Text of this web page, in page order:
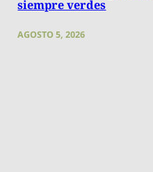
siempre verdes
AGOSTO 5, 2026